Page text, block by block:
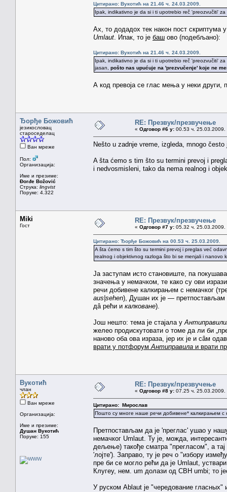
Цитирано: Вукотић на 21.46 ч. 24.03.2009.
Ipak, indikativno je da si i ti upotrebio reč 'preozvučiti'
Ах, то додадох тек након пост скриптума
Umlaut . Ипак, то је баш ово (подебљано):
Цитирано: Вукотић на 21.46 ч. 24.03.2009.
Ipak, indikativno je da si i ti upotrebio reč 'preozvučiti'
jasan, pošto nas upućuje na 'prezvučenje' koje ne
А код превоја се глас мења у неки други,
Ђорђе Божовић
језикословац
староседелац
Ван мреже
Пол:
Организација:
Име и презиме:
Đorđe Božović
Струка: lingvist
Поруке: 4.322
RE: Презвук/презвучење
« Одговор #6 у: 00.53 ч. 25.03.2009.
Nešto u zadnje vreme, izgleda, mnogo
A šta ćemo s tim što su termini prevoj i
i nedvosmisleni, tako da nema realnog i
Miki
Гост
RE: Презвук/презвучење
« Одговор #7 у: 05.32 ч. 25.03.2009.
Цитирано: Ђорђе Божовић на 00.53 ч. 25.03.2009.
A šta ćemo s tim što su termini prevoj i preglas već
realnog i objektivnog razloga što bi se menjali i nanovo
Ја заступам исто становиште, па
значења у немачком, те како су ови
речи добивене калкирањем с немачког
aus|sehen), Душан их је — претпостављам
дâ рећи и калковане).
Још нешто: тема је стајала у
желео продискутовати о томе да ли би
наново оба ова израза, јер их је и сâм
врати у потфорум Антиправила и врати
Вукотић
члан
Ван мреже
Организација:
Име и презиме:
Душан Вукотић
Поруке: 155
RE: Презвук/презвучење
« Одговор #8 у: 07.25 ч. 25.03.2009.
Цитирано: Мирослав
Пошто су многе наше речи добивене* калкирањем с
Претпостављам да је 'преглас' ушао у
немачког Umlaut. Ту је, можда,
дељење) такође сматра "прегласом", а тај
'лојте'). Заправо, ту је реч о "избору
пре би се могло рећи да је Umlaut,
Клугеу, нем. um долази од СВН umbi; то
У руском Ablaut је "чередование гласных"